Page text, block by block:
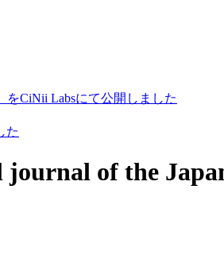
をCiNii Labsにて公開しました
た
of the